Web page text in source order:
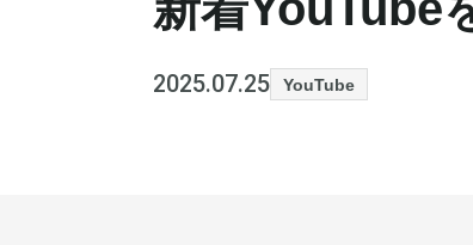
賃貸管理
土地活用
賃貸管理
土地活用
2025.07.25 YouTube